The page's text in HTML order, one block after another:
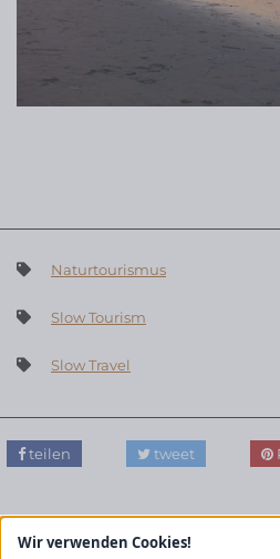
Naturtourismus
Slow Tourism
Slow Travel
teilen tweet
Kommentar schreiben
Wir verwenden Cookies!